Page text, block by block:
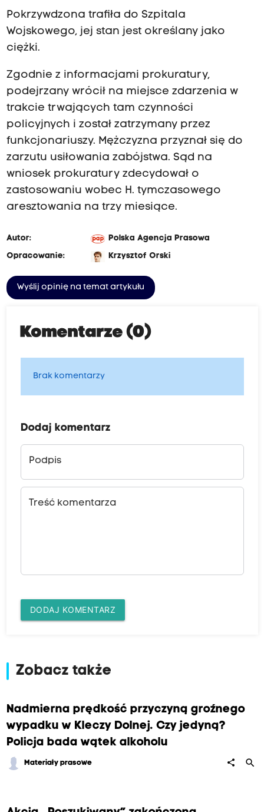
Pokrzywdzona trafiła do Szpitala
Wojskowego, jej stan jest określany jako
ciężki.
Zgodnie z informacjami prokuratury,
podejrzany wrócił na miejsce zdarzenia w
trakcie trwających tam czynności
policyjnych i został zatrzymany przez
funkcjonariuszy. Mężczyzna przyznał się do
zarzutu usiłowania zabójstwa. Sąd na
wniosek prokuratury zdecydował o
zastosowaniu wobec H. tymczasowego
aresztowania na trzy miesiące.
Autor:
Polska Agencja Prasowa
Opracowanie:
Krzysztof Orski
Wyślij opinię na temat artykułu
Komentarze (0)
Brak komentarzy
Dodaj komentarz
Podpis
Treść komentarza
DODAJ KOMENTARZ
Zobacz także
Nadmierna prędkość przyczyną groźnego
wypadku w Kleczy Dolnej. Czy jedyną?
Policja bada wątek alkoholu
Materiały prasowe share search